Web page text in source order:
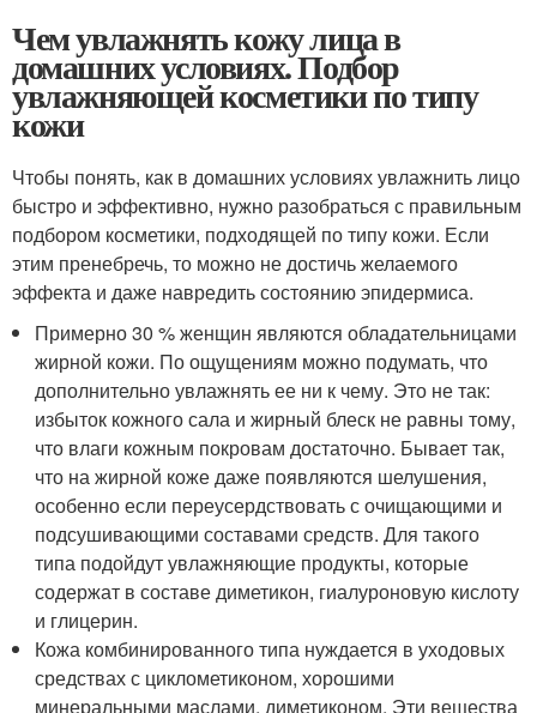
Чем увлажнять кожу лица в
домашних условиях. Подбор
увлажняющей косметики по типу
кожи
Чтобы понять, как в домашних условиях увлажнить лицо
быстро и эффективно, нужно разобраться с правильным
подбором косметики, подходящей по типу кожи. Если
этим пренебречь, то можно не достичь желаемого
эффекта и даже навредить состоянию эпидермиса.
Примерно 30 % женщин являются обладательницами
жирной кожи. По ощущениям можно подумать, что
дополнительно увлажнять ее ни к чему. Это не так:
избыток кожного сала и жирный блеск не равны тому,
что влаги кожным покровам достаточно. Бывает так,
что на жирной коже даже появляются шелушения,
особенно если переусердствовать с очищающими и
подсушивающими составами средств. Для такого
типа подойдут увлажняющие продукты, которые
содержат в составе диметикон, гиалуроновую кислоту
и глицерин.
Кожа комбинированного типа нуждается в уходовых
средствах с циклометиконом, хорошими
минеральными маслами, диметиконом. Эти вещества